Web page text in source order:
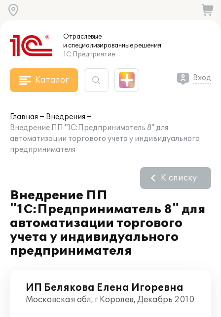
Отраслевые
и специализированныерешения
1С:Предприятие
Каталог Вход
Главная
Внедрения
Внедрение ПП "1С:Предприниматель 8" для
автоматизации торгового учета у индивидуального
предпринимателя
Внедрение ПП
"1С:Предприниматель 8" для
автоматизации торгового
учета у индивидуального
предпринимателя
К списку
ИП Белякова Елена Игоревна
Московская обл, г Королев, Декабрь 2010